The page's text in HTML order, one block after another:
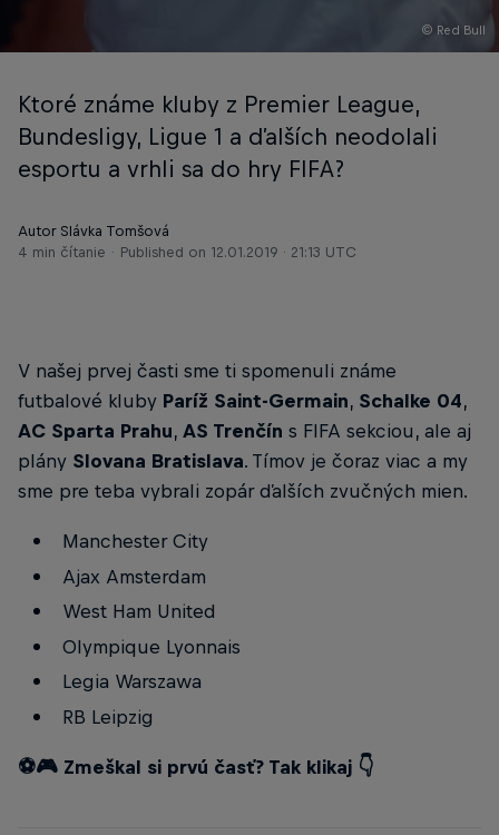
© Red Bull
Ktoré známe kluby z Premier League,
Bundesligy, Ligue 1 a ďalších neodolali
esportu a vrhli sa do hry FIFA?
Autor Slávka Tomšová
4 min čítanie
Published on 12.01.2019 · 21:13 UTC
V našej prvej časti sme ti spomenuli známe
futbalové kluby Paríž Saint-Germain, Schalke 04,
AC Sparta Prahu, AS Trenčín s FIFA sekciou, ale aj
plány Slovana Bratislava. Tímov je čoraz viac a my
sme pre teba vybrali zopár ďalších zvučných mien.
Manchester City
Ajax Amsterdam
West Ham United
Olympique Lyonnais
Legia Warszawa
RB Leipzig
⚽️🎮 Zmeškal si prvú časť? Tak klikaj 👇